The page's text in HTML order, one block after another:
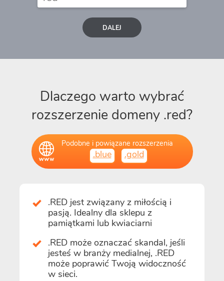
DALEJ
Dlaczego warto wybrać
rozszerzenie domeny .red?
Podobne i powiązane rozszerzenia
.blue .gold
.RED jest związany z miłością i
pasją. Idealny dla sklepu z
pamiątkami lub kwiaciarni
.RED może oznaczać skandal, jeśli
jesteś w branży medialnej, .RED
może poprawić Twoją widoczność
w sieci.